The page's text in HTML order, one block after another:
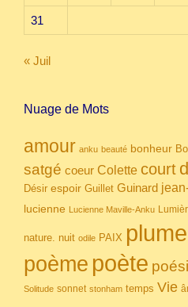
31
« Juil
Nuage de Mots
amour anku beauté bonheur
satgé coeur Colette court
Désir espoir Guillet Guinard
lucienne Lucienne Maville-Anku
nature. nuit odile PAIX plume
poème poète
Solitude sonnet stonham temps Vie